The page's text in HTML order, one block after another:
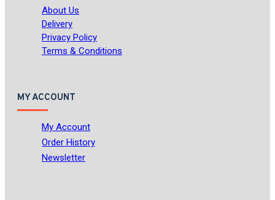
About Us
Delivery
Privacy Policy
Terms & Conditions
MY ACCOUNT
My Account
Order History
Newsletter